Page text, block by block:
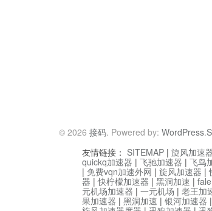
© 2026 接码. Powered by: WordPress.
友情链接： SITEMAP | 旋风加速
quickq加速器 | 飞驰加速器 | 飞鸟
| 免费vqn加速外网 | 旋风加速器 |
器 |快柠檬加速器 | 黑洞加速 |
元机场加速器 | 一元机场 | 老王加
果加速器 | 黑洞加速 | 银河加速器 |